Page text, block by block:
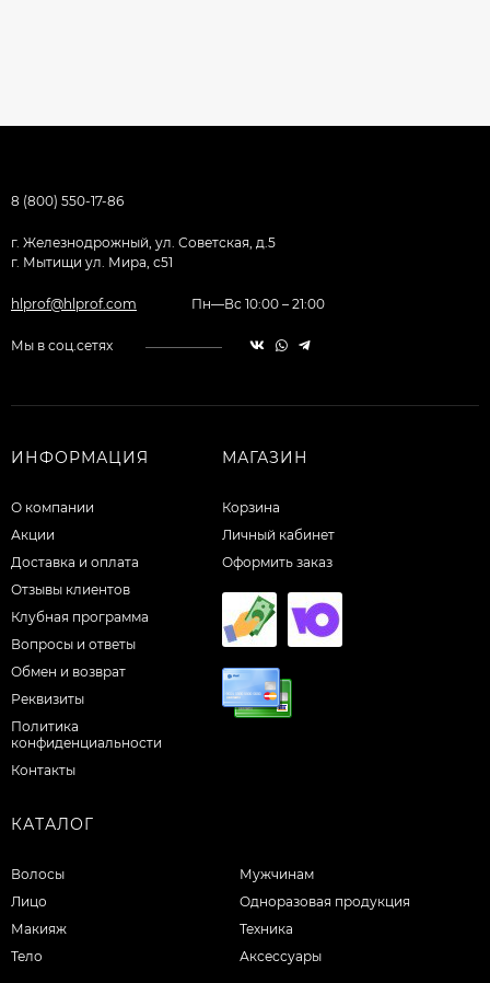
8 (800) 550-17-86
г. Железнодрожный, ул. Советская, д.5
г. Мытищи ул. Мира, с51
hlprof@hlprof.com Пн—Вс 10:00 – 21:00
Мы в соц.сетях
ИНФОРМАЦИЯ
О компании
Акции
Доставка и оплата
Отзывы клиентов
Клубная программа
Вопросы и ответы
Обмен и возврат
Реквизиты
Политика
конфиденциальности
Контакты
МАГАЗИН
Корзина
Личный кабинет
Оформить заказ
КАТАЛОГ
Волосы
Лицо
Макияж
Тело
Мужчинам
Одноразовая продукция
Техника
Аксессуары